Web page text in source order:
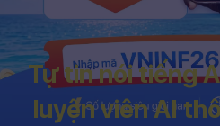
Tự tin nói tiếng
luyện viên AI